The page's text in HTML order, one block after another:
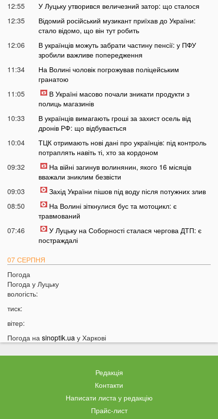
12:55
У Луцьку утворився величезний затор: що сталося
12:35
Відомий російський музикант приїхав до України:
стало відомо, що він тут робить
12:06
В українців можуть забрати частину пенсії: у ПФУ
зробили важливе попередження
11:34
На Волині чоловік погрожував поліцейським
гранатою
11:05
В Україні масово почали зникати продукти з
полиць магазинів
10:33
В українців вимагають гроші за захист осель від
дронів РФ: що відбувається
10:04
ТЦК отримають нові дані про українців: під контроль
потраплять навіть ті, хто за кордоном
09:32
На війні загинув волинянин, якого 16 місяців
вважали зниклим безвісти
09:03
Захід України пішов під воду після потужних злив
08:50
На Волині зіткнулися бус та мотоцикл: є
травмований
07:46
У Луцьку на Соборності сталася чергова ДТП: є
постраждалі
07 СЕРПНЯ
20:31
20:17
19:30
Назвали найжадібніших чоловіків за знаком Зодіаку
19:15
Ці речі категорично заборонено робити під час грози
На заході України чоловік впіймав 10-кілограмову
Українці можуть вивести гроші з мобільного рахунку
на картку, але є важлива умова
Погода
Погода у Луцьку
вологість:
тиск:
вітер:
Погода на sinoptik.ua у Харкові
Редакція
Контакти
Написати листа у редакцію
Прайс-лист